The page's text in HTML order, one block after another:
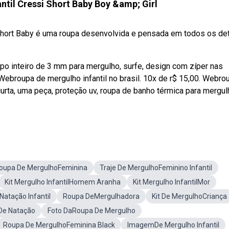
Cressi Short Baby Boy &amp; Girl
Baby é uma roupa desenvolvida e pensada em todos os
inteiro de 3 mm para mergulho, surfe, design com zíper nas
de mergulho infantil no brasil. 10x de r$ 15,00.
uma peça, proteção uv, roupa de banho térmica para
De MergulhoFeminina
Traje De MergulhoFeminino Infantil
Kit Mergulho InfantilHomem Aranha
Kit Mergulho InfantilMor
Infantil
Roupa DeMergulhadora
Kit De MergulhoCriança
Natação
Foto DaRoupa De Mergulho
Roupa De MergulhoFeminina Black
ImagemDe Mergulho Infantil